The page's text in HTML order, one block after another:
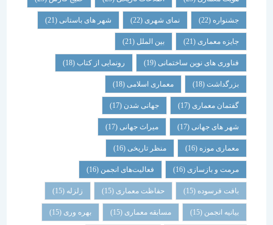
جشنواره(22) نمای شهری(22) شهر های باستانی (21)
جایزه معماری (21) بین الملل(21)
فناوری های نوین ساختمانی(19) رونمایی از کتاب (18)
بزرگداشت (18) معماری اسلامی(18)
گفتمان معماری (17) جهانی شدن(17)
شهر های جهانی(17) میراث جهانی(17)
معماری موزه(16) منظر تاریخی (16)
مرمت و بازسازی(16) فعالیت‌های انجمن(16)
بافت فرسوده (15) حفاظت معماری (15) زلزله
بیانیه انجمن(15) مسابقه معماری (15) بهره وری(15)